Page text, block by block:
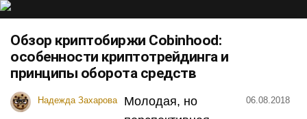
Обзор криптобиржи Cobinhood:
особенности криптотрейдинга и
принципы оборота средств
Надежда Захарова 06.08.2018
Молодая, но